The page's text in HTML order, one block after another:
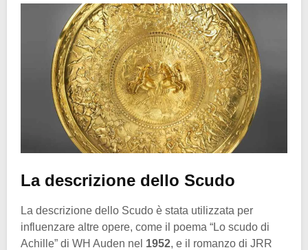
La descrizione dello Scudo
La descrizione dello Scudo è stata utilizzata per
influenzare altre opere, come il poema “Lo scudo di
Achille” di WH Auden nel 1952, e il romanzo di JRR